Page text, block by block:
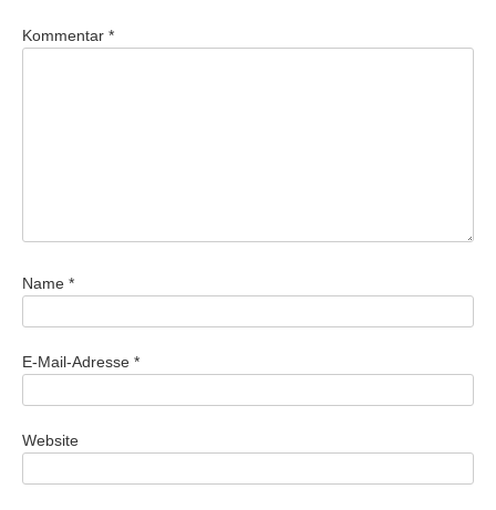
Kommentar *
Name *
E-Mail-Adresse *
Website